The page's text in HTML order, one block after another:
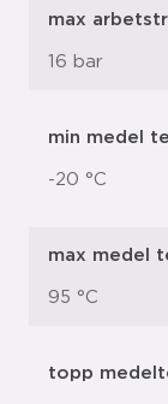
max
16 bar
min medel
-20 °C
max medel
95 °C
topp